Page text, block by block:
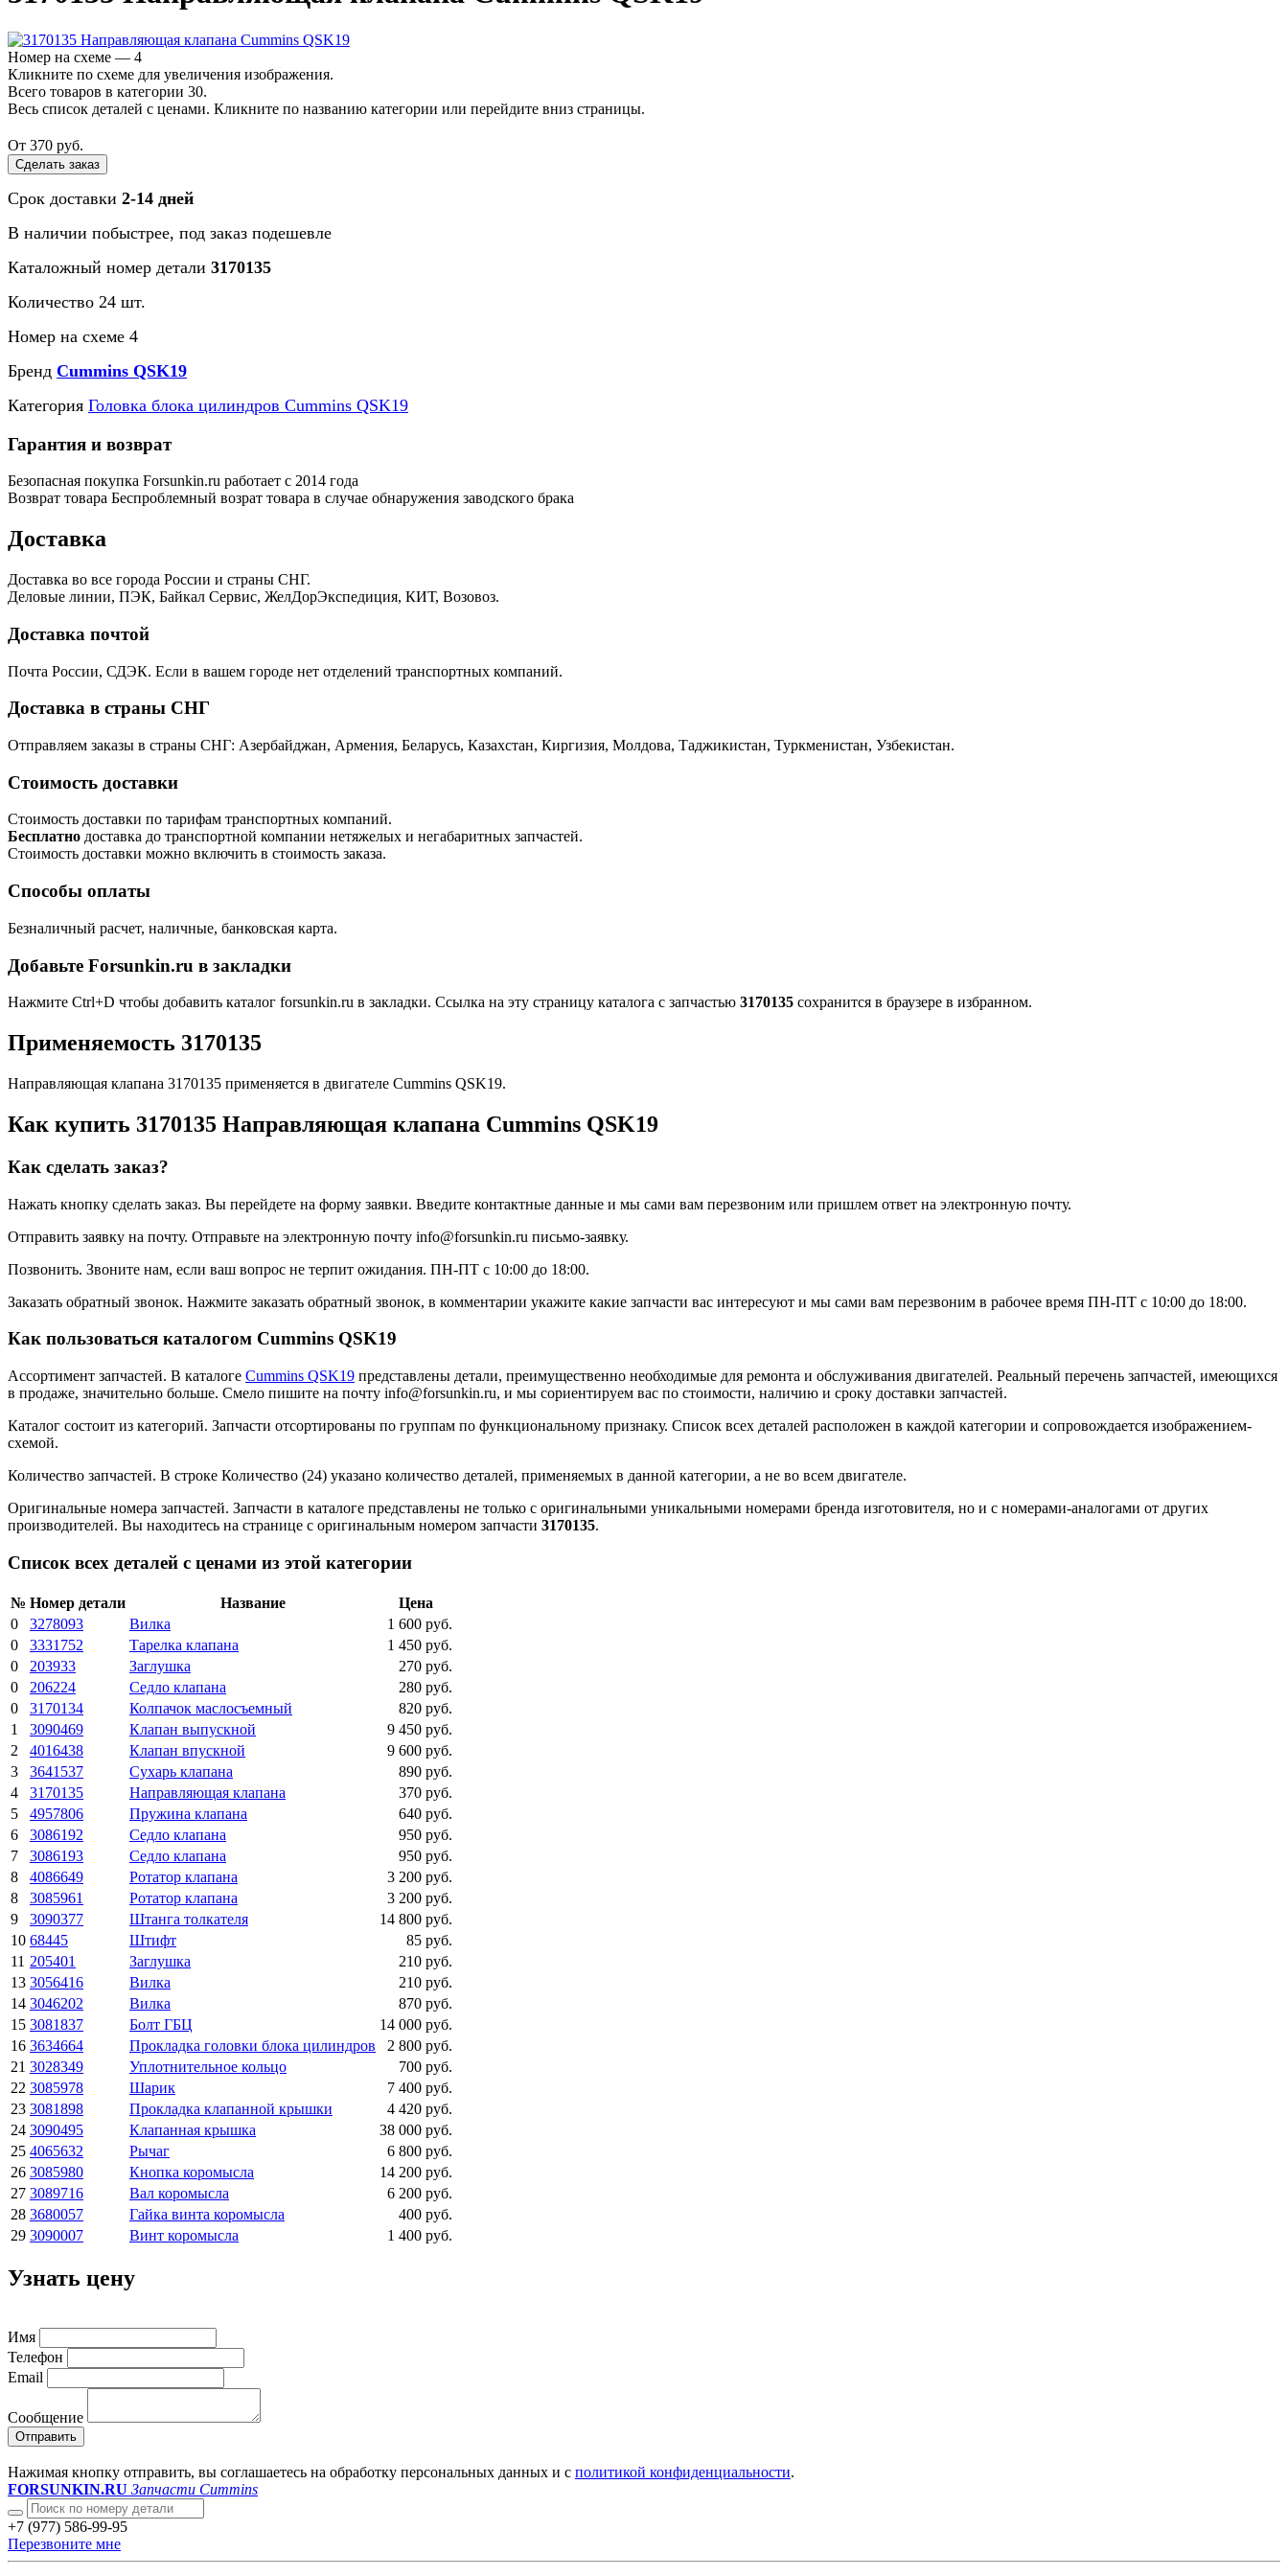
Номер на схеме — 4
Кликните по схеме для увеличения изображения.
Всего товаров в категории 30.
Весь список деталей с ценами. Кликните по названию категории или перейдите вниз страницы.
От 370 руб.
Сделать заказ
Срок доставки 2-14 дней
В наличии побыстрее, под заказ подешевле
Каталожный номер детали 3170135
Количество 24 шт.
Номер на схеме 4
Бренд Cummins QSK19
Категория Головка блока цилиндров Cummins QSK19
Гарантия и возврат
Безопасная покупка Forsunkin.ru работает с 2014 года
Возврат товара Беспроблемный возрат товара в случае обнаружения заводского брака
Доставка
Доставка во все города России и страны СНГ.
Деловые линии, ПЭК, Байкал Сервис, ЖелДорЭкспедиция, КИТ, Возовоз.
Доставка почтой
Почта России, СДЭК. Если в вашем городе нет отделений транспортных компаний.
Доставка в страны СНГ
Отправляем заказы в страны СНГ: Азербайджан, Армения, Беларусь, Казахстан, Киргизия, Молдова, Таджикистан, Туркменистан, Узбекистан.
Стоимость доставки
Стоимость доставки по тарифам транспортных компаний.
Бесплатно доставка до транспортной компании нетяжелых и негабаритных запчастей.
Стоимость доставки можно включить в стоимость заказа.
Способы оплаты
Безналичный расчет, наличные, банковская карта.
Добавьте Forsunkin.ru в закладки
Нажмите Ctrl+D чтобы добавить каталог forsunkin.ru в закладки. Ссылка на эту страницу каталога с запчастью 3170135 сохранится в браузере в избранном.
Применяемость 3170135
Направляющая клапана 3170135 применяется в двигателе Cummins QSK19.
Как купить 3170135 Направляющая клапана Cummins QSK19
Как сделать заказ?
Нажать кнопку сделать заказ. Вы перейдете на форму заявки. Введите контактные данные и мы сами вам перезвоним или пришлем ответ на электронную почту.
Отправить заявку на почту. Отправьте на электронную почту info@forsunkin.ru письмо-заявку.
Позвонить. Звоните нам, если ваш вопрос не терпит ожидания. ПН-ПТ с 10:00 до 18:00.
Заказать обратный звонок. Нажмите заказать обратный звонок, в комментарии укажите какие запчасти вас интересуют и мы сами вам перезвоним в рабочее время ПН-ПТ с 10:00 до 18:00.
Как пользоваться каталогом Cummins QSK19
Ассортимент запчастей. В каталоге Cummins QSK19 представлены детали, преимущественно необходимые для ремонта и обслуживания двигателей. Реальный перечень запчастей, имеющихся
в продаже, значительно больше. Смело пишите на почту info@forsunkin.ru, и мы сориентируем вас по стоимости, наличию и сроку доставки запчастей.
Каталог состоит из категорий. Запчасти отсортированы по группам по функциональному признаку. Список всех деталей расположен в каждой категории и сопровождается изображением-
схемой.
Количество запчастей. В строке Количество (24) указано количество деталей, применяемых в данной категории, а не во всем двигателе.
Оригинальные номера запчастей. Запчасти в каталоге представлены не только с оригинальными уникальными номерами бренда изготовителя, но и с номерами-аналогами от других
производителей. Вы находитесь на странице с оригинальным номером запчасти 3170135.
Список всех деталей с ценами из этой категории
№ Номер детали Название
Цена
0
3278093 Вилка
1 600 руб.
0
3331752 Тарелка клапана
1 450 руб.
0
203933 Заглушка
270 руб.
0
206224 Седло клапана
280 руб.
0
3170134 Колпачок маслосъемный
820 руб.
1
3090469 Клапан выпускной
9 450 руб.
2
4016438 Клапан впускной
9 600 руб.
3
3641537 Сухарь клапана
890 руб.
4
3170135 Направляющая клапана
370 руб.
5
4957806 Пружина клапана
640 руб.
6
3086192 Седло клапана
950 руб.
7
3086193 Седло клапана
950 руб.
8
4086649 Ротатор клапана
3 200 руб.
8
3085961 Ротатор клапана
3 200 руб.
9
3090377 Штанга толкателя
14 800 руб.
10 68445 Штифт
85 руб.
11 205401 Заглушка
210 руб.
13 3056416 Вилка
210 руб.
14 3046202 Вилка
870 руб.
15 3081837 Болт ГБЦ
14 000 руб.
16 3634664 Прокладка головки блока цилиндров
2 800 руб.
21 3028349 Уплотнительное кольцо
700 руб.
22 3085978 Шарик
7 400 руб.
23 3081898 Прокладка клапанной крышки
4 420 руб.
24 3090495 Клапанная крышка
38 000 руб.
25 4065632 Рычаг
6 800 руб.
26 3085980 Кнопка коромысла
14 200 руб.
27 3089716 Вал коромысла
6 200 руб.
28 3680057 Гайка винта коромысла
400 руб.
29 3090007 Винт коромысла 1 400 руб.
Узнать цену
Имя
Телефон
Email
Сообщение
Отправить
Нажимая кнопку отправить, вы соглашаетесь на обработку персональных данных и с политикой конфиденциальности.
FORSUNKIN.RU Запчасти Cummins
+7 (977) 586-99-95
Перезвоните мне